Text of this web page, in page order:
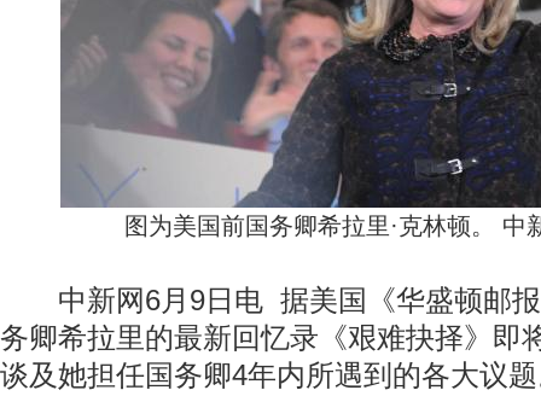
图为美国前国务卿希拉里·克林顿。 中
中新网6月9日电 据美国《华盛顿邮报
务卿希拉里的最新回忆录《艰难抉择》即
谈及她担任国务卿4年内所遇到的各大议